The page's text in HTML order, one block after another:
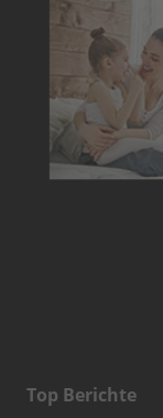
Top Berichte